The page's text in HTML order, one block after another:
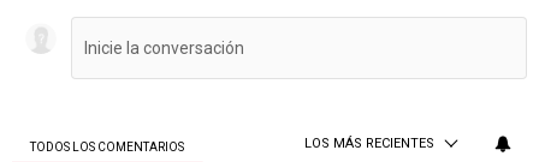
TODOS LOS COMENTARIOS LOS MÁS RECIENTES